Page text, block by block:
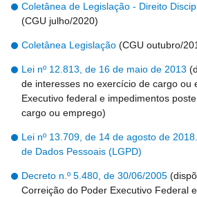
Coletânea de Legislação - Direito
(CGU julho/2020)
Coletânea Legislação (CGU outubro/
Lei nº 12.813, de 16 de maio de 2013
de interesses no exercício de cargo ou
Executivo federal e impedimentos
cargo ou emprego)
Lei nº 13.709, de 14 de agosto de
de Dados Pessoais (LGPD)
Decreto n.º 5.480, de 30/06/2005
Correição do Poder Executivo Federal